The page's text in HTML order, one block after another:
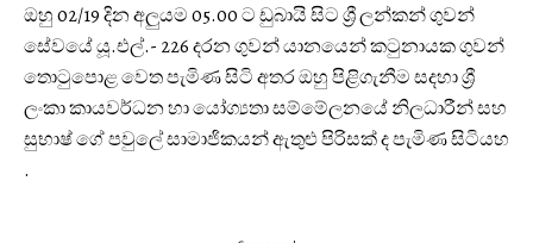
ඔහු 02/19 දින අලුයම 05.00 ට ඩුබායි සිට ශ්‍රී ලන්කන් ගුවන්
සේවයේ යූ.එල්.- 226 දරන ගුවන් යානයෙන් කටුනායක ගුවන්
තොටුපොළ වෙත පැමිණ සිටි අතර ඔහු පිළිගැනීම සදහා ශ්‍රී
ලංකා කායවර්ධන හා යෝග්‍යතා සම්මේලනයේ නිලධාරීන් සහ
සුභාෂ් ගේ පවුලේ සාමාජිකයන් ඇතුළු පිරිසක් ද පැමිණ සිටියහ
.